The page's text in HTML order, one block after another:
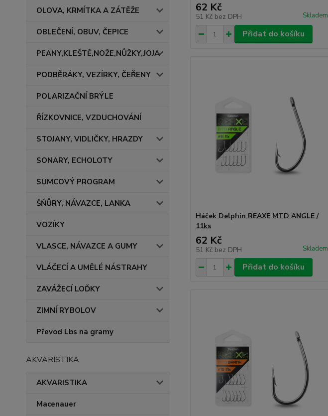
OLOVA, KRMÍTKA A ZÁTĚŽE
OBLEČENÍ, OBUV, ČEPICE
PEANY,KLEŠTĚ,NOŽE,NŮŽKY,JOJA
PODBĚRÁKY, VEZÍRKY, ČEŘENY
POLARIZAČNÍ BRÝLE
ŘÍZKOVNICE, VZDUCHOVÁNÍ
STOJANY, VIDLIČKY, HRAZDY
SONARY, ECHOLOTY
SUMCOVÝ PROGRAM
ŠŇŮRY, NÁVAZCE, LANKA
VOZÍKY
VLASCE, NÁVAZCE A GUMY
VLÁČECÍ A UMĚLÉ NÁSTRAHY
ZAVÁŽECÍ LOĎKY
ZIMNÍ RYBOLOV
Převod Lbs na gramy
AKVARISTIKA
AKVARISTIKA
Macenauer
62 Kč
51 Kč bez DPH Skladem
Přidat do košíku
Háček Delphin REAXE MTD ANGLE /
11ks
62 Kč
51 Kč bez DPH Skladem
Přidat do košíku